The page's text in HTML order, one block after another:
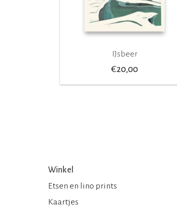
IJsbeer
€20,00
Winkel
Etsen en lino prints
Kaartjes